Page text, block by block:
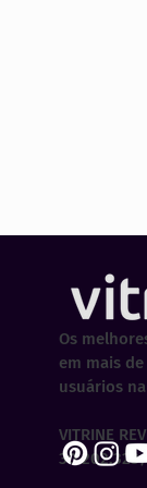
Os
em mais
usuários
VITRINE